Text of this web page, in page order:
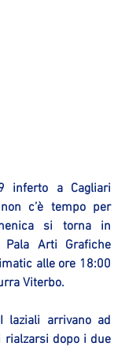
inferto a Cagliari
c’è tempo per
si torna in
Arti Grafiche
alle ore 18:00
Viterbo.
arrivano ad
rialzarsi dopo i due